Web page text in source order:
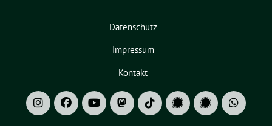
Datenschutz
Impressum
Kontakt